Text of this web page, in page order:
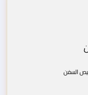
السفن